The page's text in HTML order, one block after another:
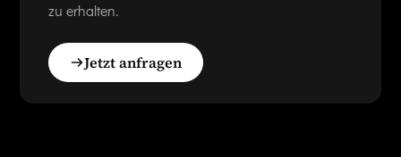
zu erhalten.
Jetzt anfragen